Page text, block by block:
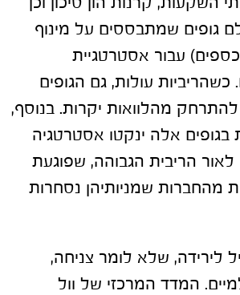
השקעות, קרנות הון סיכון וכן
גופים שמתבססים על מינוף
עבור אסטרטגיית
עולות, גם הגופים
מהלוואות יקרות. בנוסף,
אלה ינקטו אסטרטגיה
הריבית הגבוהה, שפוגעת
מהחברות שמניותיהן נסחרות
לירידה, שלא לומר צניחה,
המדד המרכזי של וול